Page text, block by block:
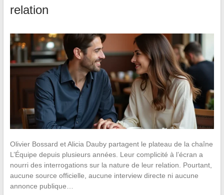
relation
Olivier Bossard et Alicia Dauby partagent le plateau de la chaîne
L’Équipe depuis plusieurs années. Leur complicité à l’écran a
nourri des interrogations sur la nature de leur relation. Pourtant,
aucune source officielle, aucune interview directe ni aucune
annonce publique…